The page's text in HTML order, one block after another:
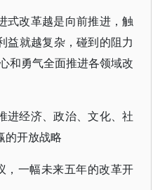
式改革越是向前推进，触
益就越复杂，碰到的阻力
和勇气全面推进各领域改
进经济、政治、文化、社
的开放战略
，一幅未来五年的改革开